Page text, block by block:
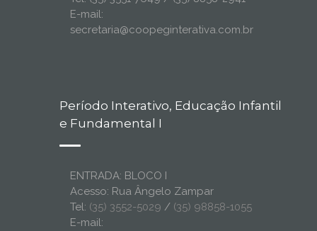
E-mail:
secretaria@coopeginterativa.com.br
Período Interativo, Educação Infantil
e Fundamental I
ENTRADA: BLOCO I
Acesso: Rua Ângelo Zampar
Tel: (35) 3552-5029 / (35) 98858-1055
E-mail: